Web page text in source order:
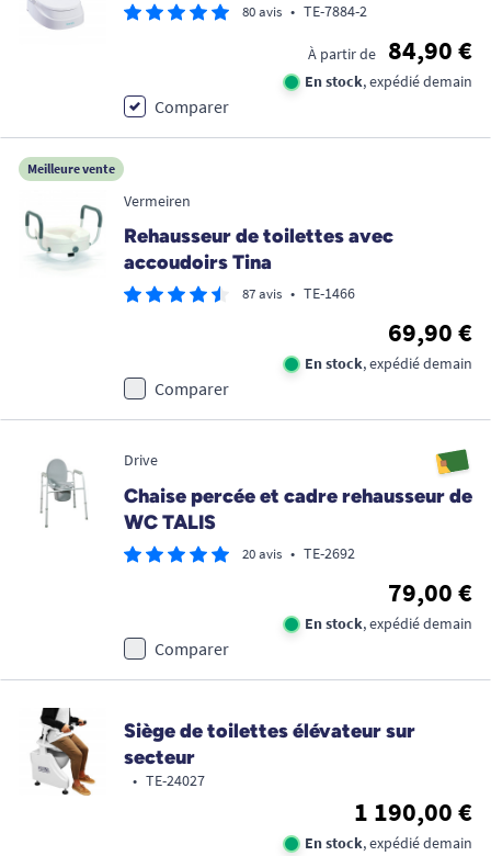
80 avis • TE-7884-2
À partir de 84,90 €
En stock, expédié demain
Comparer
Meilleure vente
Vermeiren
Rehausseur de toilettes avec
accoudoirs Tina
87 avis • TE-1466
69,90 €
En stock, expédié demain
Comparer
Drive
Chaise percée et cadre rehausseur de
WC TALIS
20 avis • TE-2692
79,00 €
En stock, expédié demain
Comparer
Siège de toilettes élévateur sur
secteur
• TE-24027
1 190,00 €
En stock, expédié demain